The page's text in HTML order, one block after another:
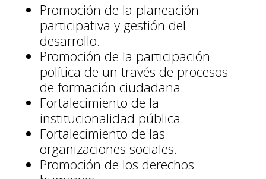
Promoción de la planeación
participativa y gestión del
desarrollo.
Promoción de la participación
política de un través de procesos
de formación ciudadana.
Fortalecimiento de la
institucionalidad pública.
Fortalecimiento de las
organizaciones sociales.
Promoción de los derechos